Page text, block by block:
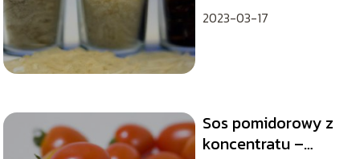
2023-03-17
Sos pomidorowy z
koncentratu –